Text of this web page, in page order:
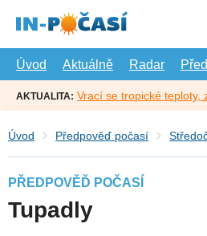
hlavní
Úvod
Aktuálně Radar
AKTUALITA: Vrací se tropické teploty,
Úvod Předpověď počasí
PŘEDPOVĚĎ POČASÍ
Tupadly